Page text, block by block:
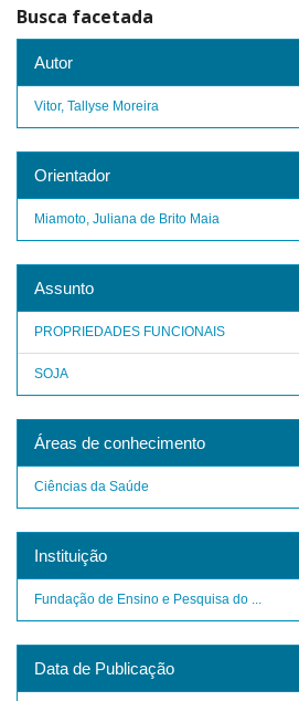
Busca facetada
Autor
Vitor, Tallyse Moreira
Orientador
Miamoto, Juliana de Brito Maia
Assunto
PROPRIEDADES FUNCIONAIS
SOJA
Áreas de conhecimento
Ciências da Saúde
Instituição
Fundação de Ensino e Pesquisa do ...
Data de Publicação